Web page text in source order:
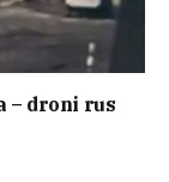
– droni rus